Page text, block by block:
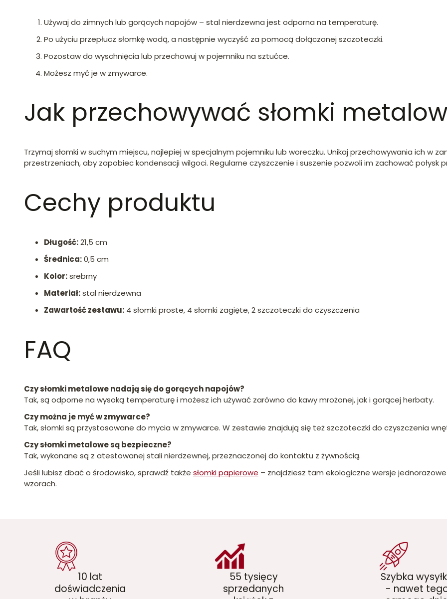
Używaj do zimnych lub gorących napojów – stal nierdzewna jest odporna na temperaturę.
Po użyciu przepłucz słomkę wodą, a następnie wyczyść za pomocą dołączonej szczoteczki.
Pozostaw do wyschnięcia lub przechowuj w pojemniku na sztućce.
Możesz myć je w zmywarce.
Jak przechowywać słomki
Trzymaj słomki w suchym miejscu, najlepiej w specjalnym pojemniku lub woreczku. Unikaj przechowywania ich w
przestrzeniach, aby zapobiec kondensacji wilgoci. Regularne czyszczenie i suszenie pozwoli im zachować połysk
Cechy produktu
Długość:21,5 cm
Średnica:0,5 cm
Kolor:srebrny
Materiał:stal nierdzewna
Zawartość zestawu: 4 słomki proste, 4 słomki zagięte, 2 szczoteczki do czyszczenia
FAQ
Czy słomki metalowe nadają się do gorących napojów?
Tak, są odporne na wysoką temperaturę i możesz ich używać zarówno do kawy mrożonej, jak i gorącej herbaty.
Czy można je myć w zmywarce?
Tak, słomki są przystosowane do mycia w zmywarce. W zestawie znajdują się też szczoteczki do czyszczenia
Czy słomki metalowe są bezpieczne?
Tak, wykonane są z atestowanej stali nierdzewnej, przeznaczonej do kontaktu z żywnością.
Jeśli lubisz dbać o środowisko, sprawdź także słomki papierowe – znajdziesz tam ekologiczne wersje
wzorach.
10 lat
doświadczenia
55 tysięcy
sprzedanych
Szybka
- nawet